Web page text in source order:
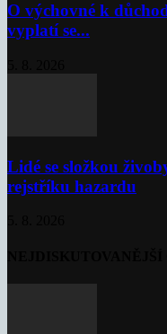
O výchovné k
vyplatí se...
Lidé se složkou
rejstříku hazardu